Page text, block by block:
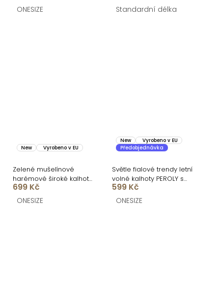
ONESIZE Standardní délka
New Vyrobeno v EU
Zelené mušelínové
harémové široké kalhoty
PIREUSA
699 Kč
ONESIZE
New
Vyrobeno v EU
Předobjednávka
Světle fialové trendy letní
volné kalhoty PEROLY s
rozparky
599 Kč
ONESIZE